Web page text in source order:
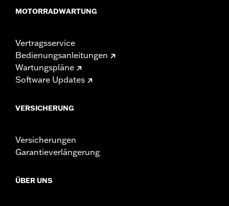
MOTORRADWARTUNG
Vertragsservice
Bedienungsanleitungen
Wartungspläne
Software Updates
VERSICHERUNG
Versicherungen
Garantieverlängerung
ÜBER UNS